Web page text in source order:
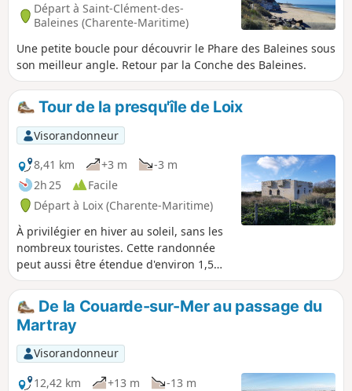
Départ à Saint-Clément-des-
Baleines (Charente-Maritime)
Une petite boucle pour découvrir le Phare des Baleines sous
son meilleur angle. Retour par la Conche des Baleines.
Tour de la presqu'île de Loix
Visorandonneur
8,41 km
+3 m
-3 m
2h 25
Facile
Départ à Loix (Charente-Maritime)
À privilégier en hiver au soleil, sans les
nombreux touristes. Cette randonnée
peut aussi être étendue d'environ 1,5
km par la partie Est de Loix, le
Clénandré. Aucune difficulté ni piège,
tout est bien balisé. Une bonne partie
peut aussi être effectuée en vélo. Une
grande partie du circuit est sur une
digue où vous aurez une belle vue sur
la mer et les bernaches, en saison.
De la Couarde-sur-Mer au passage du
Martray
Visorandonneur
12,42 km
+13 m
-13 m